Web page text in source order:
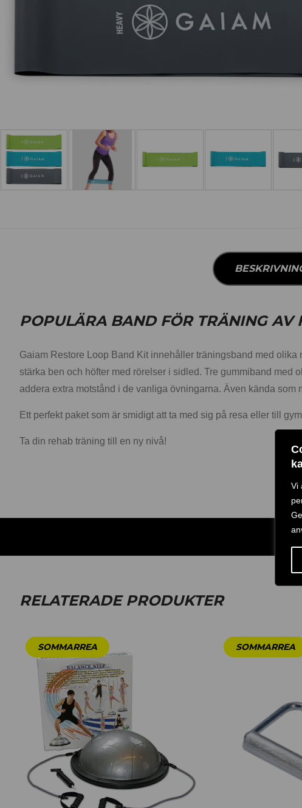
Vi
POPULÄRA BAND FÖR TRÄNING AV
Gaiam Restore Loop Band Kit innehåller träningsband med
stärka ben och höfter med rörelser i sidled. Tre gummiband
addera extra motstånd i de vanliga övningarna. Även kända som
Ett perfekt paket som är smidigt att ta med sig på resa eller till
Ta din rehab träning till en ny nivå!
RELATERADE PRODUKTER